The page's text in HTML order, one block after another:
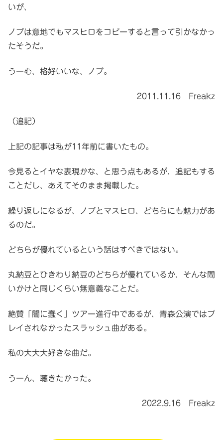
いが、
ノブは意地でもマスヒロをコピーすると言って引かなかっ
たそうだ。
うーむ、格好いいな、ノブ。
2011.11.16 Freakz
（追記）
上記の記事は私が11年前に書いたもの。
今見るとイヤな表現かな、と思う点もあるが、追記もする
ことだし、あえてそのまま掲載した。
繰り返しになるが、ノブとマスヒロ、どちらにも魅力があ
るのだ。
どちらが優れているという話はすべきではない。
丸納豆とひきわり納豆のどちらが優れているか、そんな問
いかけと同じくらい無意義なことだ。
絶賛「闇に蠢く」ツアー進行中であるが、青森公演ではプ
レイされなかったスラッシュ曲がある。
私の大大大好きな曲だ。
うーん、聴きたかった。
2022.9.16 Freakz